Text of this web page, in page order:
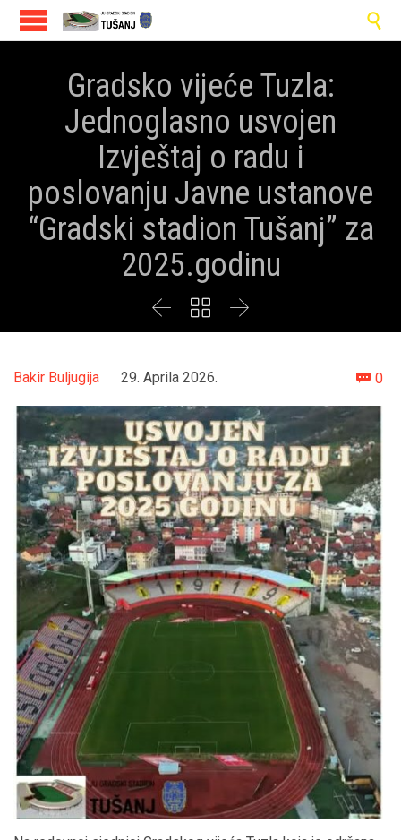

Gradsko vijeće Tuzla:
Jednoglasno usvojen
Izvještaj o radu i
poslovanju Javne ustanove
“Gradski stadion Tušanj” za
2025.godinu
  
Bakir Buljugija 29. Aprila 2026.  0